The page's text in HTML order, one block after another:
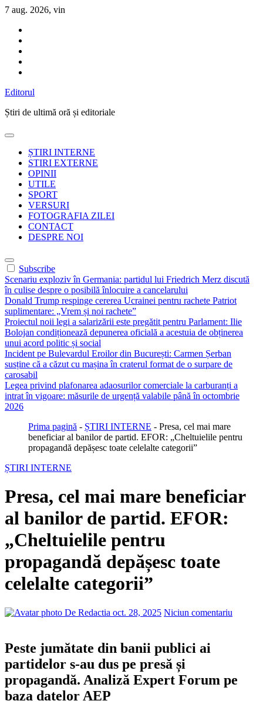
Sari
conținut
7 aug. 2026, vin
Editorul
Știri de ultimă oră și editoriale
ȘTIRI INTERNE
STIRI EXTERNE
OPINII
UTILE
SPORT
VERSURI
FOTOGRAFIA ZILEI
CONTACT
DESPRE NOI
Subscribe
Scenariu exploziv în Germania: partidul lui Friedrich Merz discută
în culise despre o posibilă înlocuire a cancelarului
Donald Trump respinge cererea Ucrainei pentru rachete Patriot
suplimentare: „Vrem și noi rachete”
Proiectul noii legi a salarizării este pregătit pentru Parlament: Ilie
Bolojan condiționează depunerea oficială a acestuia de obținerea
unui acord politic și social
Incident pe Bulevardul Eroilor din București: Carmen Șerban
susține că a căzut cu mașina în craterul format de o surpare de
carosabil
Legea privind plafonarea adaosurilor comerciale la carburanți a
intrat în vigoare: măsurile de urgență valabile până în octombrie
2026
Prima pagină - ȘTIRI INTERNE - Presa, cel mai mare
beneficiar al banilor de partid. EFOR: „Cheltuielile pentru
propagandă depășesc toate celelalte categorii”
ȘTIRI INTERNE
Presa, cel mai mare beneficiar
al banilor de partid. EFOR:
„Cheltuielile pentru
propagandă depășesc toate
celelalte categorii”
De Redactia oct. 28, 2025 Niciun comentariu
Peste jumătate din banii publici ai
partidelor s-au dus pe presă și
propagandă. Analiză Expert Forum pe
baza datelor AEP